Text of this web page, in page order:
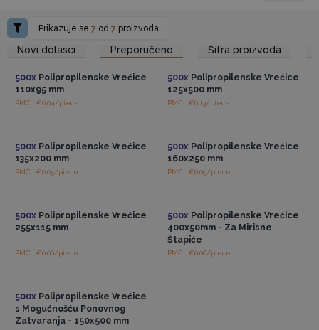
Savršene za izlaganje proizvoda na prodajnim mjestima,
sajmovima i poklon-pakiranju
Razne veličine za raznolike potrebe
Ako tražite praktično rješenje koje ističe estetiku vašeg
Prikazuje se7 od7 proizvoda
Novi dolasci Preporučeno Šifra proizvoda
Pristup veleprodajnim
cijenama
500x Polipropilenske Vrećice
110x95 mm
PMC : €0.04/piece
Pristup veleprodajnim
cijenama
500x Polipropilenske Vrećice
125x500 mm
PMC : €0.13/piece
500x Polipropilenske Vrećice
135x200 mm
PMC : €0.05/piece
500x Polipropilenske Vrećice
160x250 mm
PMC : €0.09/piece
500x Polipropilenske Vrećice
255x115 mm
PMC : €0.06/piece
500x Polipropilenske Vrećice
400x50mm - Za Mirisne
Štapiće
PMC : €0.06/piece
500x Polipropilenske Vrećice
s Mogućnošću Ponovnog
Zatvaranja - 150x500 mm